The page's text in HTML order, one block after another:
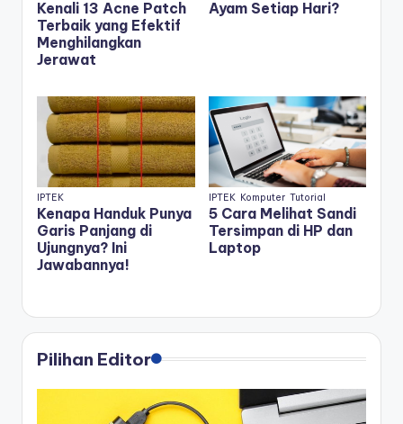
Kenali 13 Acne Patch
Terbaik yang Efektif
Menghilangkan
Jerawat
Ayam Setiap Hari?
IPTEK
Kenapa Handuk Punya
Garis Panjang di
Ujungnya? Ini
Jawabannya!
IPTEK Komputer Tutorial
5 Cara Melihat Sandi
Tersimpan di HP dan
Laptop
Pilihan Editor